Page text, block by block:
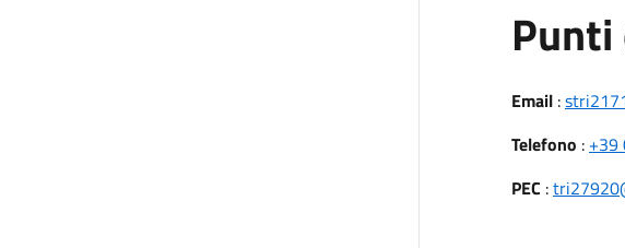
Email:
Telefono : +39
PEC :